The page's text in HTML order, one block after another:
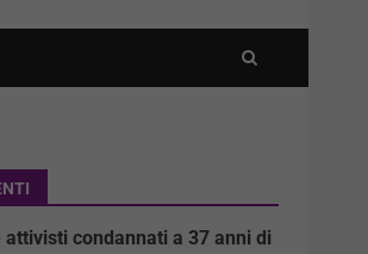
attivisti condannati a 37 anni di